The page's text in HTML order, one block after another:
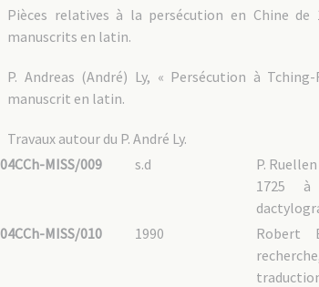
Pièces relatives à la persécution en Chine de
manuscrits en latin.
P. Andreas (André) Ly, « Persécution à
manuscrit en latin.
Travaux autour du P. André Ly.
04CCh-MISS/009
s.d
P.
1725
04CCh-MISS/010
1990
Robert